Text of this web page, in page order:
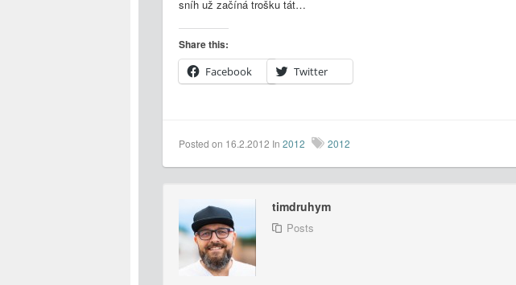
sníh už začíná trošku tát…
Share this:
Facebook
Twitter
Posted on 16.2.2012 In 2012 2012
timdruhym
Posts